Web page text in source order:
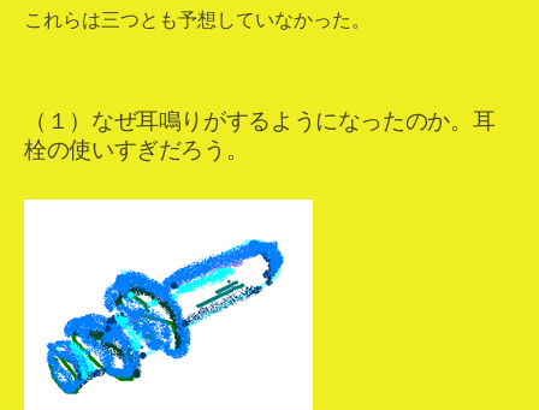
これらは三つとも予想していなかった。
（１）なぜ耳鳴りがするようになったのか。耳
栓の使いすぎだろう。